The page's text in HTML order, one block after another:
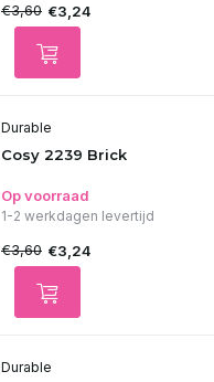
€3,60 €3,24
Durable
Cosy 2239 Brick
Op voorraad
1-2 werkdagen levertijd
€3,60 €3,24
Durable